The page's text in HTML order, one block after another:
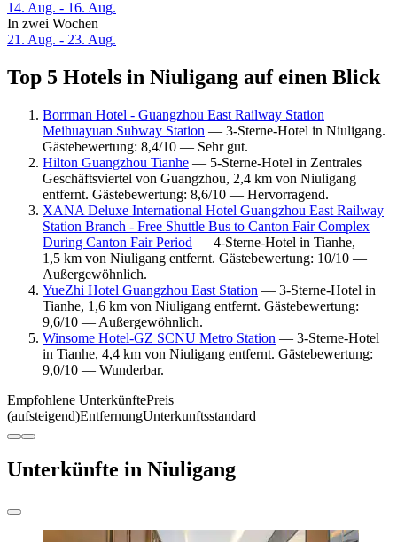
14. Aug. - 16. Aug.
In zwei Wochen
21. Aug. - 23. Aug.
Top 5 Hotels in Niuligang auf einen Blick
Borrman Hotel - Guangzhou East Railway Station
Meihuayuan Subway Station — 3-Sterne-Hotel in Niuligang.
Gästebewertung: 8,4/10 — Sehr gut.
Hilton Guangzhou Tianhe — 5-Sterne-Hotel in Zentrales
Geschäftsviertel von Guangzhou, 2,4 km von Niuligang
entfernt. Gästebewertung: 8,6/10 — Hervorragend.
XANA Deluxe International Hotel Guangzhou East Railway
Station Branch - Free Shuttle Bus to Canton Fair Complex
During Canton Fair Period — 4-Sterne-Hotel in Tianhe,
1,5 km von Niuligang entfernt. Gästebewertung: 10/10 —
Außergewöhnlich.
YueZhi Hotel Guangzhou East Station — 3-Sterne-Hotel in
Tianhe, 1,6 km von Niuligang entfernt. Gästebewertung:
9,6/10 — Außergewöhnlich.
Winsome Hotel-GZ SCNU Metro Station — 3-Sterne-Hotel
in Tianhe, 4,4 km von Niuligang entfernt. Gästebewertung:
9,0/10 — Wunderbar.
Empfohlene UnterkünftePreis
(aufsteigend)EntfernungUnterkunftsstandard
Unterkünfte in Niuligang